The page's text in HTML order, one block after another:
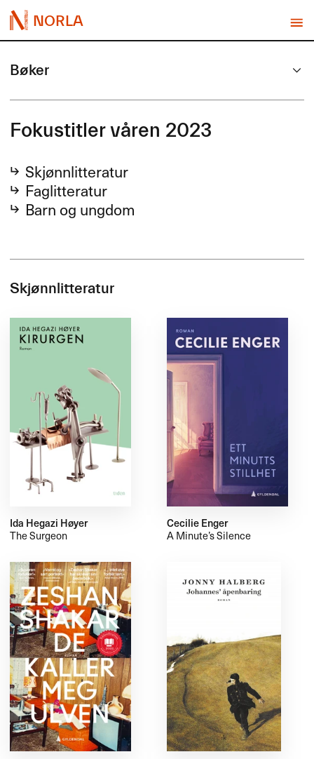
NORLA
Bøker
Fokustitler våren 2023
Skjønnlitteratur
Faglitteratur
Barn og ungdom
Skjønnlitteratur
Ida Hegazi Høyer
The Surgeon
Cecilie Enger
A Minute’s Silence